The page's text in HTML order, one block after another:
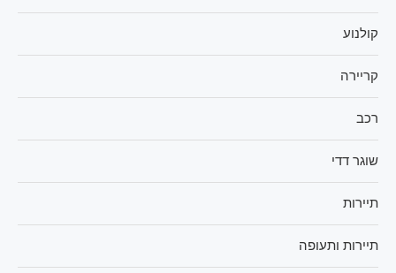
קולנוע
קריירה
רכב
שוגר דדי
תיירות
תיירות ותעופה